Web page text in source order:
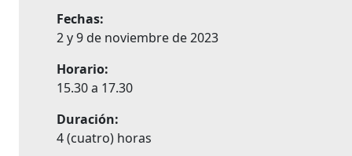
Fechas:
2 y 9 de noviembre de 2023
Horario:
15.30 a 17.30
Duración:
4 (cuatro) horas